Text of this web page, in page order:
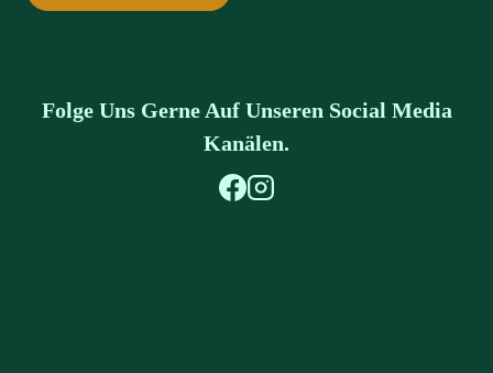
Folge Uns Gerne Auf Unseren Social Media
Kanälen.